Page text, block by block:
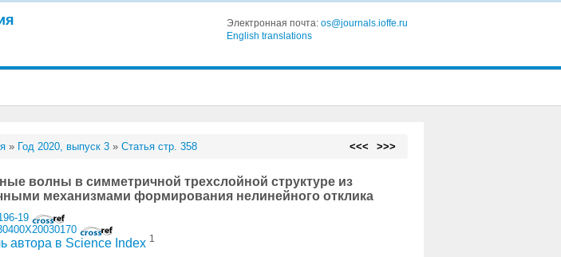
Электронная почта: os@journals.ioffe.ru
English translations
» Год 2020, выпуск 3 »Статья стр. 358 <<< >>>
волны в симметричной трехслойной структуре из
механизмами формирования нелинейного отклика
19
1